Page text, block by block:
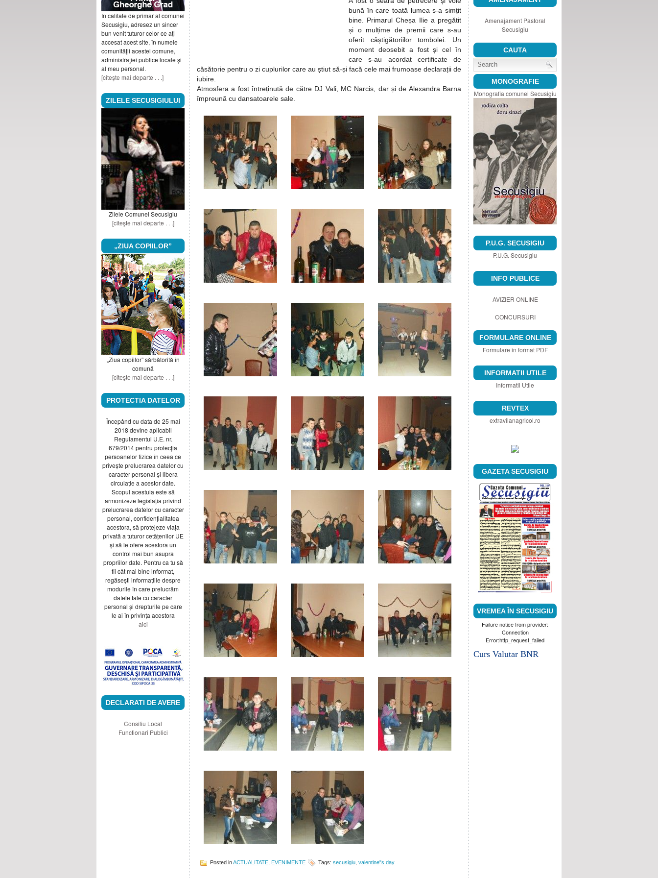
În calitate de primar al comunei
Secusigiu, adresez un sincer
bun venit tuturor celor ce aţi
accesat acest site, în numele
comunităţii acestei comune,
administraţiei publice locale şi
al meu personal.
[citeşte mai departe . . .]
ZILELE SECUSIGIULUI
Zilele Comunei Secusigiu
[citeşte mai departe . . .]
„ZIUA COPIILOR”
„Ziua copiilor” sărbătorită în
comună
[citeşte mai departe . . .]
PROTECTIA DATELOR
Începând cu data de 25 mai
2018 devine aplicabil
Regulamentul U.E. nr.
679/2014 pentru protecția
persoanelor fizice în ceea ce
privește prelucrarea datelor cu
caracter personal și libera
circulație a acestor date.
Scopul acestuia este să
armonizeze legislația privind
prelucrarea datelor cu caracter
personal, confidențialitatea
acestora, să protejeze viața
privată a tuturor cetățenilor UE
și să le ofere acestora un
control mai bun asupra
propriilor date. Pentru ca tu să
fii cât mai bine informat,
regăsești informațiile despre
modurile în care prelucrăm
datele tale cu caracter
personal și drepturile pe care
le ai în privința acestora
aici
DECLARATI DE AVERE
Consiliu Local
Functionari Publici
bună în care toată lumea s-a simțit
bine. Primarul Cheșa Ilie a pregătit
și o mulțime de premii care s-au
oferit câștigătoriilor tombolei. Un
moment deosebit a fost și cel în
care s-au acordat certificate de
căsătorie pentru o zi cuplurilor care au știut să-și facă cele mai frumoase declarații de
iubire.
Atmosfera a fost întreținută de către DJ Vali, MC Narcis, dar și de Alexandra Barna
împreună cu dansatoarele sale.
Posted inACTUALITATE EVENIMENTE Tags: secusigiu valentine"s day
Amenajament Pastoral
Secusigiu
CAUTA
MONOGRAFIE
Monografia comunei Secusigiu
P.U.G. SECUSIGIU
P.U.G. Secusigiu
INFO PUBLICE
AVIZIER ONLINE
CONCURSURI
FORMULARE ONLINE
Formulare in format PDF
INFORMATII UTILE
Informatii Utile
REVTEX
extravilanagricol.ro
GAZETA SECUSIGIU
VREMEA ÎN SECUSIGIU
Failure notice from provider:
Connection
Error:http_request_failed
Curs Valutar BNR